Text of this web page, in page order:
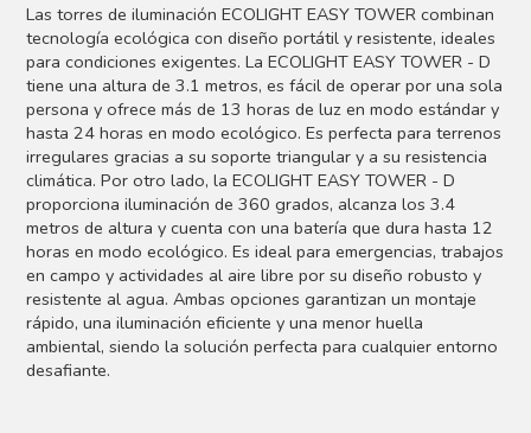
Las torres de iluminación ECOLIGHT EASY TOWER combinan
tecnología ecológica con diseño portátil y resistente, ideales
para condiciones exigentes. La ECOLIGHT EASY TOWER - D
tiene una altura de 3.1 metros, es fácil de operar por una sola
persona y ofrece más de 13 horas de luz en modo estándar y
hasta 24 horas en modo ecológico. Es perfecta para terrenos
irregulares gracias a su soporte triangular y a su resistencia
climática. Por otro lado, la ECOLIGHT EASY TOWER - D
proporciona iluminación de 360 grados, alcanza los 3.4
metros de altura y cuenta con una batería que dura hasta 12
horas en modo ecológico. Es ideal para emergencias, trabajos
en campo y actividades al aire libre por su diseño robusto y
resistente al agua. Ambas opciones garantizan un montaje
rápido, una iluminación eficiente y una menor huella
ambiental, siendo la solución perfecta para cualquier entorno
desafiante.